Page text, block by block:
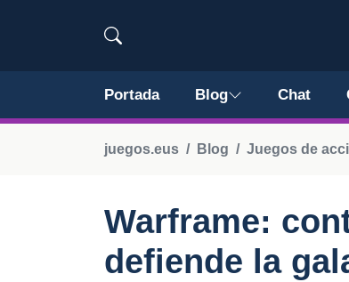
Portada Blog Chat
juegos.eus Blog Juegos de
Warframe:
defiende la